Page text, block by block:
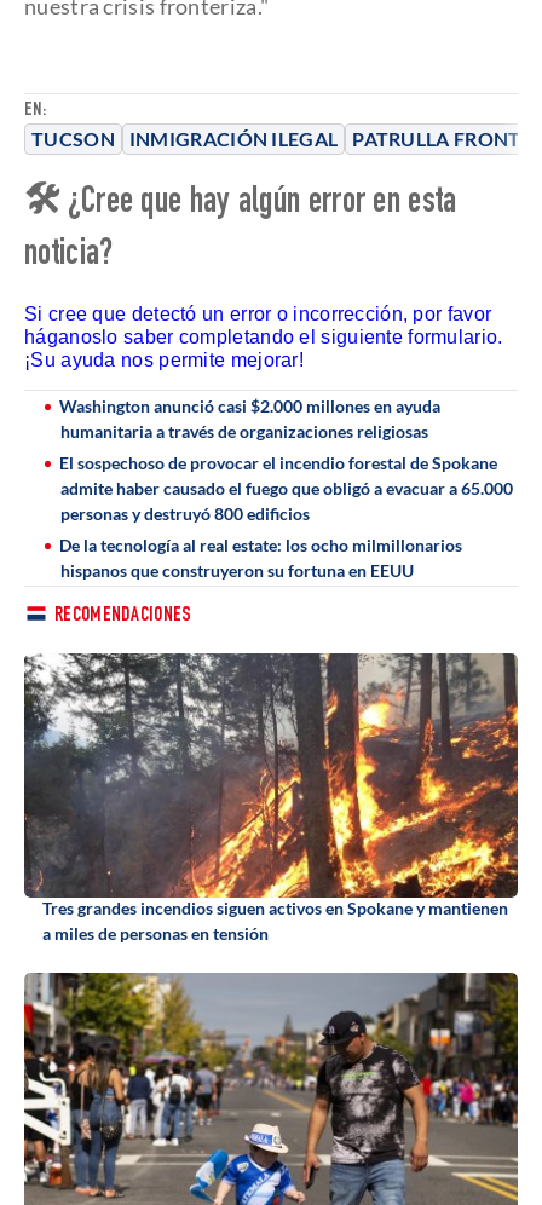
EN:
TUCSON INMIGRACIÓN ILEGAL PATRULLA
nuestra crisis fronteriza."
🛠 ¿Cree que hay algún error en esta
noticia?
Si cree que detectó un error o incorrección, por favor
háganoslo saber completando el siguiente formulario.
¡Su ayuda nos permite mejorar!
Washington anunció casi $2.000 millones en ayuda
humanitaria a través de organizaciones religiosas
El sospechoso de provocar el incendio forestal de Spokane
admite haber causado el fuego que obligó a evacuar a 65.000
personas y destruyó 800 edificios
De la tecnología al real estate: los ocho milmillonarios
hispanos que construyeron su fortuna en EEUU
RECOMENDACIONES
Tres grandes incendios siguen activos en Spokane y mantienen
a miles de personas en tensión